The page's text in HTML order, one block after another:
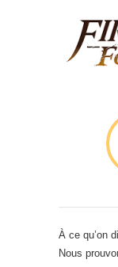
À ce qu’on
Nous